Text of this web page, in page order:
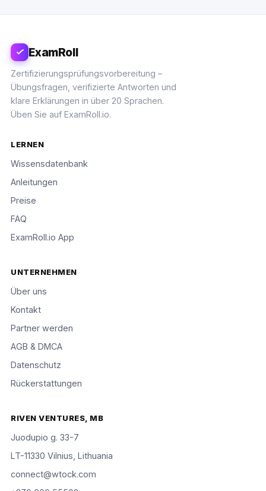
ExamRoll
Zertifizierungsprüfungsvorbereitung –
Übungsfragen, verifizierte Antworten und
klare Erklärungen in über 20 Sprachen.
Üben Sie auf ExamRoll.io.
LERNEN
Wissensdatenbank
Anleitungen
Preise
FAQ
ExamRoll.io App
UNTERNEHMEN
Über uns
Kontakt
Partner werden
AGB & DMCA
Datenschutz
Rückerstattungen
RIVEN VENTURES, MB
Juodupio g. 33-7
LT-11330 Vilnius, Lithuania
connect@wtock.com